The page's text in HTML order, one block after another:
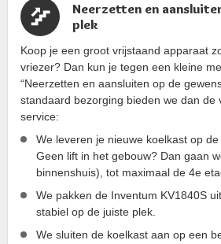
Neerzetten en
plek
Koop je een groot vrijstaand apparaat
vriezer? Dan kun je tegen een kleine
“Neerzetten en aansluiten op de
standaard bezorging bieden we dan de
service:
We leveren je nieuwe koelkast op de
Geen lift in het gebouw? Dan gaan
binnenshuis), tot maximaal de 4e
We pakken de Inventum KV1840S
stabiel op de juiste plek.
We sluiten de koelkast aan op een